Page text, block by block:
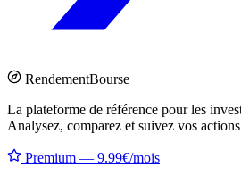
RendementBourse
La plateforme de référence pour les
Analysez, comparez et suivez vos
Premium — 9.99€/mois